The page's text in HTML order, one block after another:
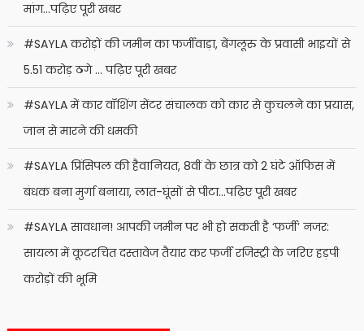
मांग…पढ़िए पूरी खबर
#SAYLA करोड़ों की जमीन का फर्जीवाड़ा, बेंगलूरु के प्रवासी भाइयों से
5.51 करोड़ ठगे … पढ़िए पूरी खबर
#SAYLA में कार वॉशिंग सेंटर संचालक को कार से कुचलने का प्रयास,
जान से मारने की धमकी
#SAYLA प्रिंसिपल की हैवानियत, 8वीं के छात्र को 2 घंटे ऑफिस में
बंधक बना मुर्गा बनाया, लात-घूंसों से पीटा…पढ़िए पूरी खबर
#SAYLA सावधान! आपकी जमीन पर भी हो सकती है ‘फर्जी’ नजर:
सायला में कूटरचित दस्तावेज तैयार कर फर्जी रजिस्ट्री के जरिए हड़पी
करोड़ों की भूमि